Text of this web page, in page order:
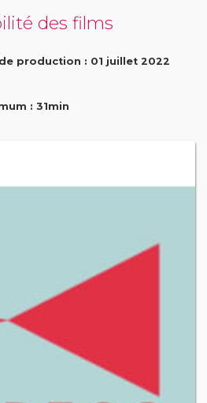
des films
production : 01 juillet 2022
: 31min